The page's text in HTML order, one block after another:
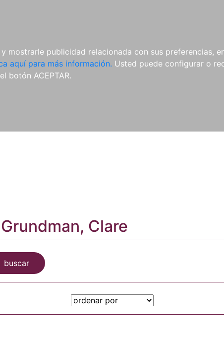
publicidad relacionada con sus preferencias,
aquí para más información. Usted puede configurar o
botón ACEPTAR.
REVISTAS
CDS Y
DVDS
MATERIAL
COMPLEMENTARIO
Clare
buscar